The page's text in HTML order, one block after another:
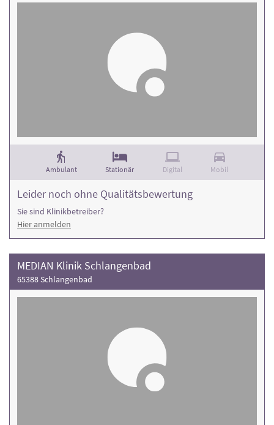
Ambulant Stationär Digital Mobil
Leider noch ohne Qualitätsbewertung
Sie sind Klinikbetreiber?
Hier anmelden
MEDIAN Klinik Schlangenbad
65388 Schlangenbad